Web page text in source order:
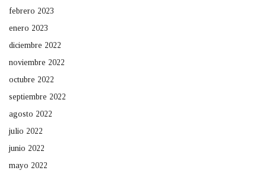
febrero 2023
enero 2023
diciembre 2022
noviembre 2022
octubre 2022
septiembre 2022
agosto 2022
julio 2022
junio 2022
mayo 2022